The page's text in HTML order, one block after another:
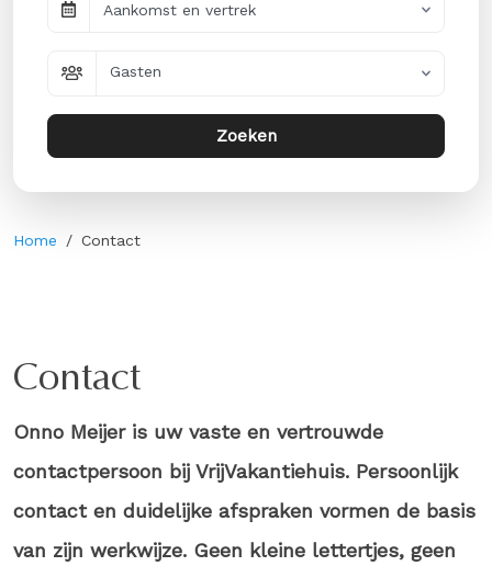
Aankomst en vertrek
Gasten
Zoeken
Home Contact
Contact
Onno Meijer is uw vaste en vertrouwde
contactpersoon bij VrijVakantiehuis. Persoonlijk
contact en duidelijke afspraken vormen de basis
van zijn werkwijze. Geen kleine lettertjes, geen